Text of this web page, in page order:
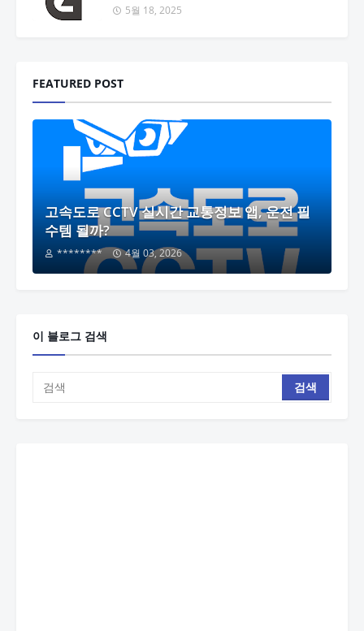
5월 18, 2025
FEATURED POST
고속도로 CCTV 실시간 교통정보 앱, 운전 필
수템 될까?
******** 4월 03, 2026
이 블로그 검색